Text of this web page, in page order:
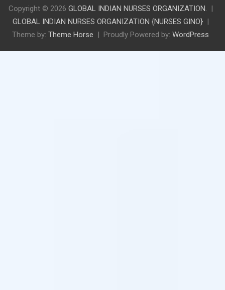
Copyright © 2026 GLOBAL INDIAN NURSES ORGANIZATION.
GLOBAL INDIAN NURSES ORGANIZATION {NURSES GINO}
Theme by: Theme Horse Proudly Powered by: WordPress